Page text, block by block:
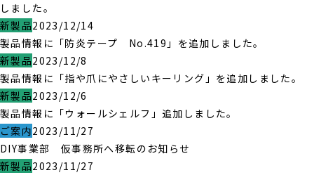
しました。
新製品2023/12/14
製品情報に「防炎テープ No.419」を追加しました。
新製品2023/12/8
製品情報に「指や爪にやさしいキーリング」を追加しました。
新製品2023/12/6
製品情報に「ウォールシェルフ」追加しました。
ご案内2023/11/27
DIY事業部 仮事務所へ移転のお知らせ
新製品2023/11/27